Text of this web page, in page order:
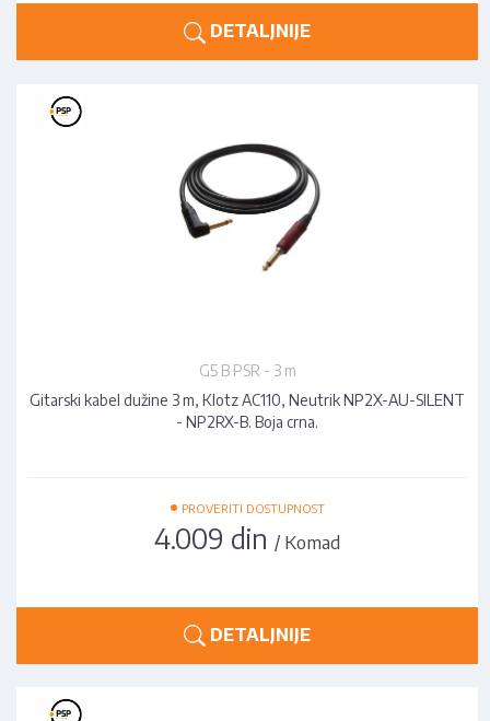
DETALJNIJE
G5 B PSR - 3 m
Gitarski kabel dužine 3 m, Klotz AC110, Neutrik NP2X-AU-SILENT
- NP2RX-B. Boja crna.
• PROVERITI DOSTUPNOST
4.009 din / Komad
DETALJNIJE